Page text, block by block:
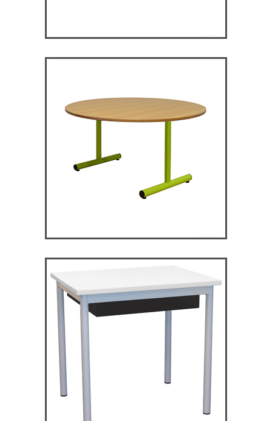
RM120 – Restauration
TABLES ET MANGE DEBOUT
TD4P75 – Dale table 4 pieds
70×50
TABLES SECONDAIRE